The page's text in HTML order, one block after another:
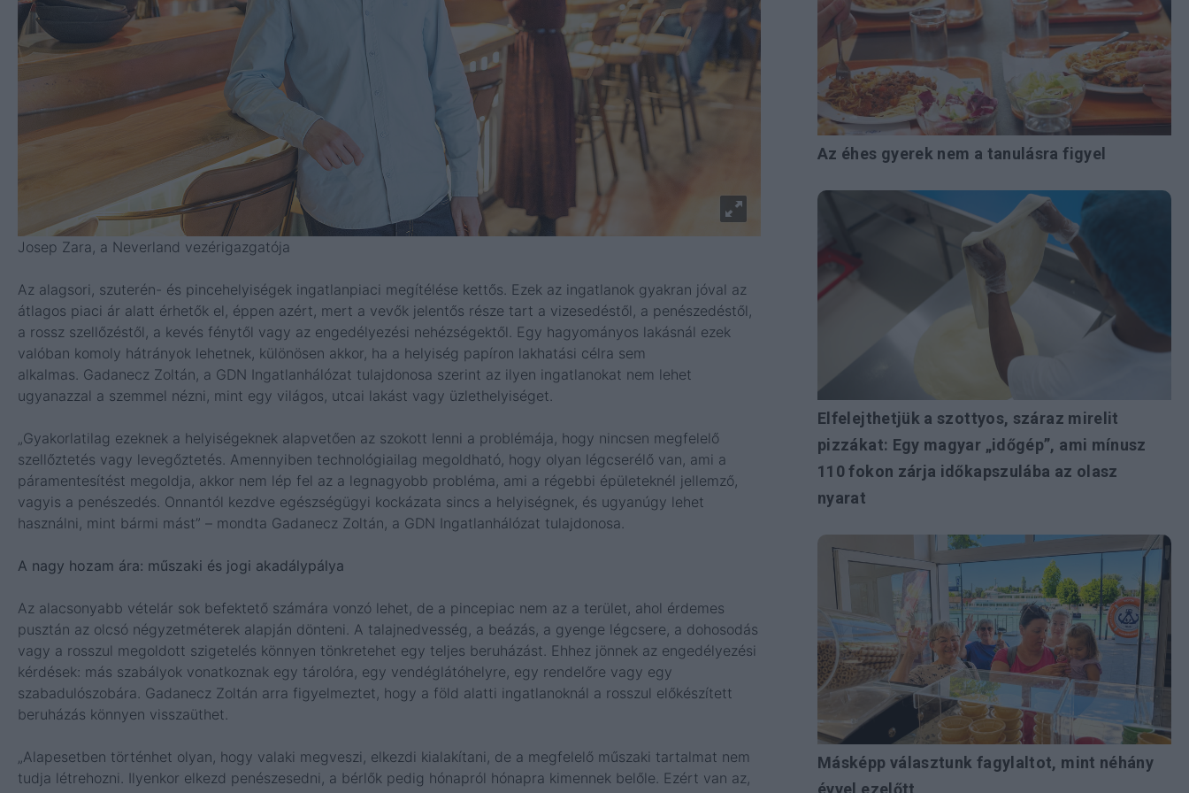
Josep Zara, a Neverland vezérigazgatója
Az alagsori, szuterén- és pincehelyiségek ingatlanpiaci megítélése kettős. Ezek az ingatlanok gyakran jóval az
átlagos piaci ár alatt érhetők el, éppen azért, mert a vevők jelentős része tart a vizesedéstől, a penészedéstől,
a rossz szellőzéstől, a kevés fénytől vagy az engedélyezési nehézségektől. Egy hagyományos lakásnál ezek
valóban komoly hátrányok lehetnek, különösen akkor, ha a helyiség papíron lakhatási célra sem
alkalmas. Gadanecz Zoltán, a GDN Ingatlanhálózat tulajdonosa szerint az ilyen ingatlanokat nem lehet
ugyanazzal a szemmel nézni, mint egy világos, utcai lakást vagy üzlethelyiséget.
„Gyakorlatilag ezeknek a helyiségeknek alapvetően az szokott lenni a problémája, hogy nincsen megfelelő
szellőztetés vagy levegőztetés. Amennyiben technológiailag megoldható, hogy olyan légcserélő van, ami a
páramentesítést megoldja, akkor nem lép fel az a legnagyobb probléma, ami a régebbi épületeknél jellemző,
vagyis a penészedés. Onnantól kezdve egészségügyi kockázata sincs a helyiségnek, és ugyanúgy lehet
használni, mint bármi mást” – mondta Gadanecz Zoltán, a GDN Ingatlanhálózat tulajdonosa.
A nagy hozam ára: műszaki és jogi akadálypálya
Az alacsonyabb vételár sok befektető számára vonzó lehet, de a pincepiac nem az a terület, ahol érdemes
pusztán az olcsó négyzetméterek alapján dönteni. A talajnedvesség, a beázás, a gyenge légcsere, a dohosodás
vagy a rosszul megoldott szigetelés könnyen tönkretehet egy teljes beruházást. Ehhez jönnek az engedélyezési
kérdések: más szabályok vonatkoznak egy tárolóra, egy vendéglátóhelyre, egy rendelőre vagy egy
szabadulószobára. Gadanecz Zoltán arra figyelmeztet, hogy a föld alatti ingatlanoknál a rosszul előkészített
beruházás könnyen visszaüthet.
„Alapesetben történhet olyan, hogy valaki megveszi, elkezdi kialakítani, de a megfelelő műszaki tartalmat nem
tudja létrehozni. Ilyenkor elkezd penészesedni, a bérlők pedig hónapról hónapra kimennek belőle. Ezért van az,
Az éhes gyerek nem a tanulásra figyel
Elfelejthetjük a szottyos, száraz mirelit
pizzákat: Egy magyar „időgép”, ami mínusz
110 fokon zárja időkapszulába az olasz
nyarat
Másképp választunk fagylaltot, mint néhány
évvel ezelőtt